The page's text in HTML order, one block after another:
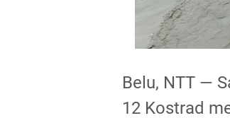
Belu, NTT —
12 Kostrad